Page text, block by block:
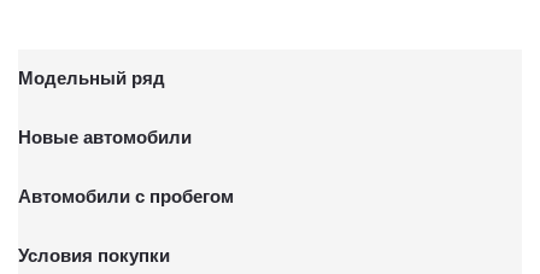
Модельный ряд
Новые автомобили
Автомобили с пробегом
Условия покупки